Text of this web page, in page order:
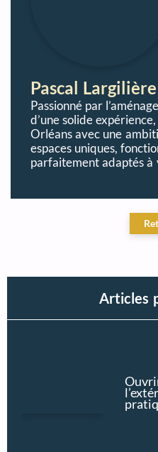
Pascal Largilière
Passionné par
d’une solide
Orléans avec une
espaces uniques,
parfaitement adaptés à
Articles